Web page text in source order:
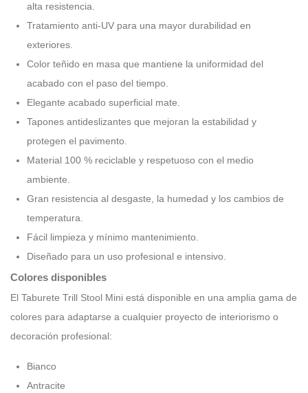
alta resistencia.
Tratamiento anti-UV para una mayor durabilidad en
exteriores.
Color teñido en masa que mantiene la uniformidad del
acabado con el paso del tiempo.
Elegante acabado superficial mate.
Tapones antideslizantes que mejoran la estabilidad y
protegen el pavimento.
Material 100 % reciclable y respetuoso con el medio
ambiente.
Gran resistencia al desgaste, la humedad y los cambios de
temperatura.
Fácil limpieza y mínimo mantenimiento.
Diseñado para un uso profesional e intensivo.
Colores disponibles
El Taburete Trill Stool Mini está disponible en una amplia gama de
colores para adaptarse a cualquier proyecto de interiorismo o
decoración profesional:
Bianco
Antracite